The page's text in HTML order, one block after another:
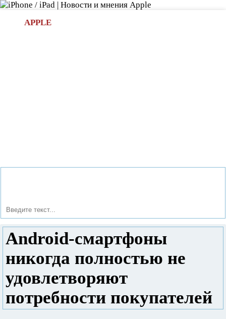
APPLE
Android-смартфоны
никогда полностью не
удовлетворяют
потребности покупателей